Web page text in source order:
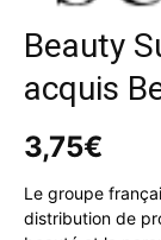
Beauty
acquis
3,75€
Le groupe
distribution de